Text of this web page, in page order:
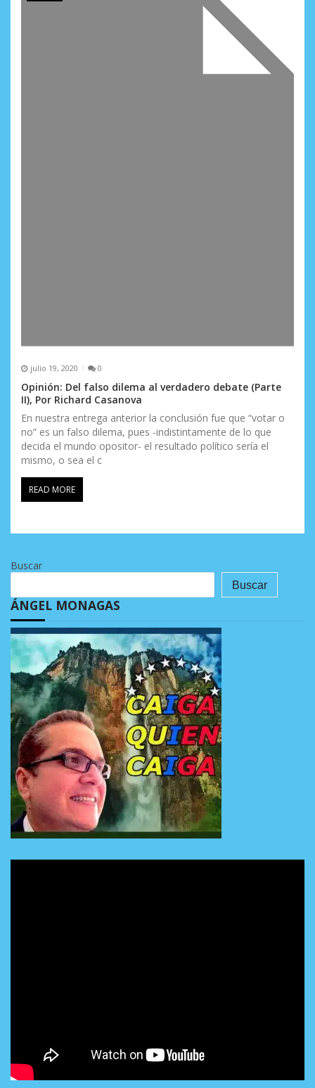
julio 19, 2020 0
Opinión: Del falso dilema al verdadero debate (Parte
II), Por Richard Casanova
En nuestra entrega anterior la conclusión fue que “votar o
no” es un falso dilema, pues -indistintamente de lo que
decida el mundo opositor- el resultado político sería el
mismo, o sea el c
READ MORE
Buscar
Buscar
ÁNGEL MONAGAS